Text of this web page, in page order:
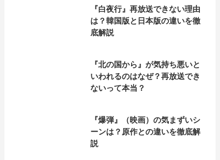
『白夜行』再放送できない理由
は？韓国版と日本版の違いを徹
底解説
『北の国から』が気持ち悪いと
いわれるのはなぜ？再放送でき
ないって本当？
『爆弾』（映画）の気まずいシ
ーンは？原作との違いを徹底解
説